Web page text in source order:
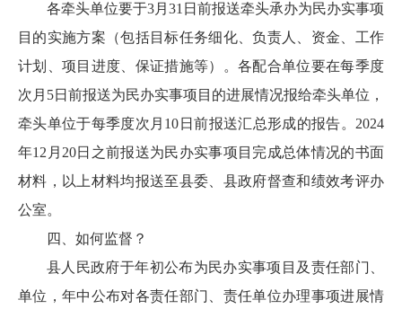
各牵头单位要于3月31日前报送牵头承办为民办实事项
目的实施方案（包括目标任务细化、负责人、资金、工作
计划、项目进度、保证措施等）。各配合单位要在每季度
次月5日前报送为民办实事项目的进展情况报给牵头单位，
牵头单位于每季度次月10日前报送汇总形成的报告。2024
年12月20日之前报送为民办实事项目完成总体情况的书面
材料，以上材料均报送至县委、县政府督查和绩效考评办
公室。
四、如何监督？
县人民政府于年初公布为民办实事项目及责任部门、
单位，年中公布对各责任部门、责任单位办理事项进展情